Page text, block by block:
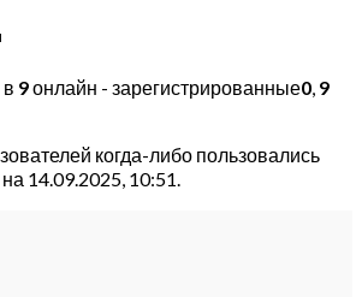
9онлайн - зарегистрированные0, 9
когда-либо пользовались
на 14.09.2025, 10:51.